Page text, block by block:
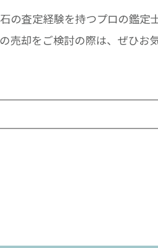
の査定経験を持つプロの鑑
売却をご検討の際は、ぜひお